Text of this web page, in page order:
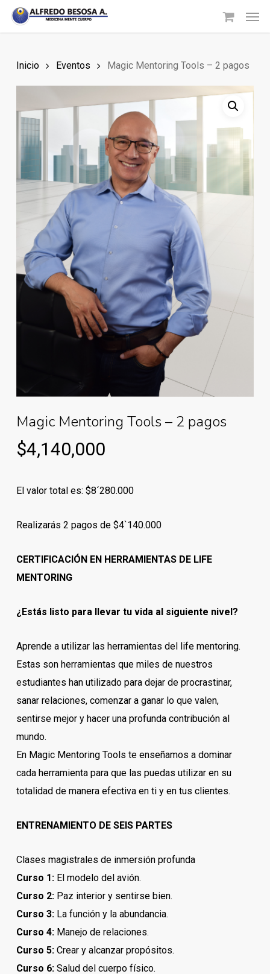
Skip
content
Inicio Eventos Magic Mentoring Tools – 2 pagos
Magic Mentoring Tools – 2 pagos
$4,140,000
El valor total es: $8´280.000
Realizarás 2 pagos de $4`140.000
CERTIFICACIÓN EN HERRAMIENTAS DE LIFE
MENTORING
¿Estás listo para llevar tu vida al siguiente nivel?
Aprende a utilizar las herramientas del life mentoring.
Estas son herramientas que miles de nuestros
estudiantes han utilizado para dejar de procrastinar,
sanar relaciones, comenzar a ganar lo que valen,
sentirse mejor y hacer una profunda contribución al
mundo.
En Magic Mentoring Tools te enseñamos a dominar
cada herramienta para que las puedas utilizar en su
totalidad de manera efectiva en ti y en tus clientes.
ENTRENAMIENTO DE SEIS PARTES
Clases magistrales de inmersión profunda
Curso 1:El modelo del avión.
Curso 2:Paz interior y sentirse bien.
Curso 3:La función y la abundancia.
Curso 4:Manejo de relaciones.
Curso 5:Crear y alcanzar propósitos.
Curso 6:Salud del cuerpo físico.